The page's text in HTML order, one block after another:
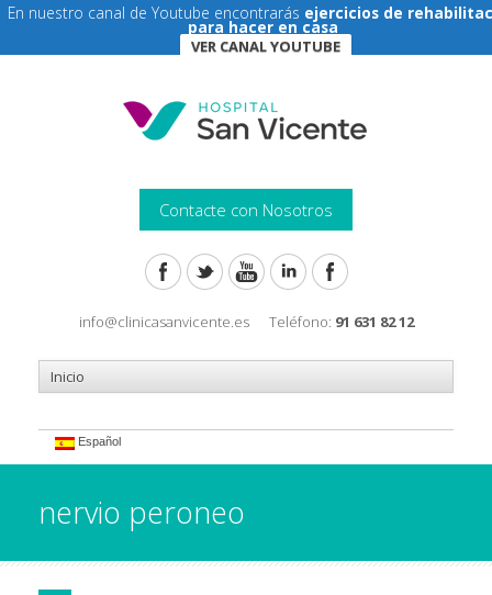
En nuestro canal de Youtube encontrarás ejercicios de
para hacer en casa
VER CANAL YOUTUBE
Contacte con Nosotros
info@clinicasanvicente.es Teléfono: 91 631 82 12
Español
nervio peroneo